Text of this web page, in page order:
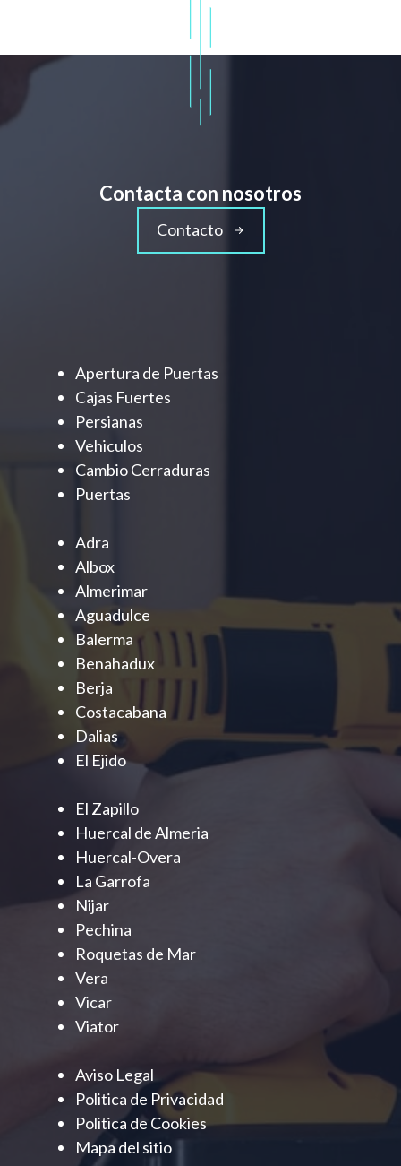
Contacta con nosotros
Contacto
Apertura de Puertas
Cajas Fuertes
Persianas
Vehiculos
Cambio Cerraduras
Puertas
Adra
Albox
Almerimar
Aguadulce
Balerma
Benahadux
Berja
Costacabana
Dalias
El Ejido
El Zapillo
Huercal de Almeria
Huercal-Overa
La Garrofa
Nijar
Pechina
Roquetas de Mar
Vera
Vicar
Viator
Aviso Legal
Politica de Privacidad
Politica de Cookies
Mapa del sitio